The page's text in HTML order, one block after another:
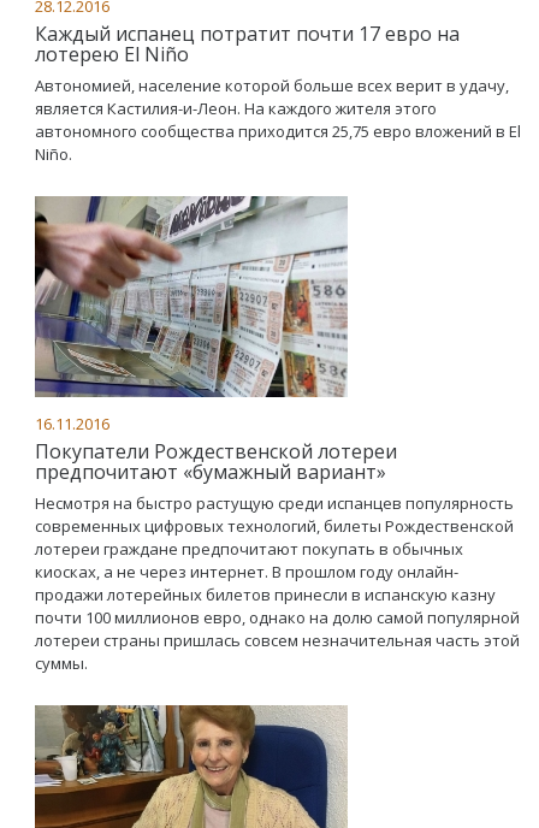
28.12.2016
Каждый испанец потратит почти 17 евро на
лотерею El Niño
Автономией, население которой больше всех верит в удачу,
является Кастилия-и-Леон. На каждого жителя этого
автономного сообщества приходится 25,75 евро вложений в El
Niño.
16.11.2016
Покупатели Рождественской лотереи
предпочитают «бумажный вариант»
Несмотря на быстро растущую среди испанцев популярность
современных цифровых технологий, билеты Рождественской
лотереи граждане предпочитают покупать в обычных
киосках, а не через интернет. В прошлом году онлайн-
продажи лотерейных билетов принесли в испанскую казну
почти 100 миллионов евро, однако на долю самой популярной
лотереи страны пришлась совсем незначительная часть этой
суммы.